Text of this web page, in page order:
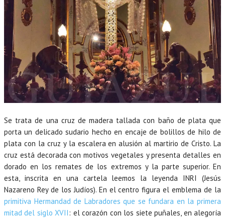
Se trata de una cruz de madera tallada con baño de plata que
porta un delicado sudario hecho en encaje de bolillos de hilo de
plata con la cruz y la escalera en alusión al martirio de Cristo. La
cruz está decorada con motivos vegetales y presenta detalles en
dorado en los remates de los extremos y la parte superior. En
esta, inscrita en una cartela leemos la leyenda INRI (Jesús
Nazareno Rey de los Judíos). En el centro figura el emblema de la
primitiva Hermandad de Labradores que se fundara en la primera
mitad del siglo XVII: el corazón con los siete puñales, en alegoría